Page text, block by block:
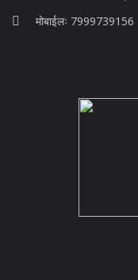
मोबाईलः 7999739156